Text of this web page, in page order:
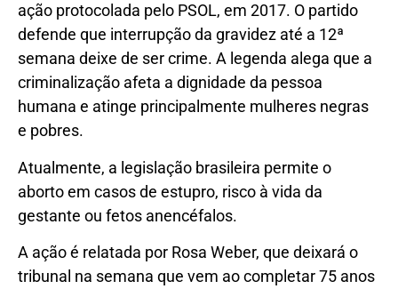
ação protocolada pelo PSOL, em 2017. O partido
defende que interrupção da gravidez até a 12ª
semana deixe de ser crime. A legenda alega que a
criminalização afeta a dignidade da pessoa
humana e atinge principalmente mulheres negras
e pobres.
Atualmente, a legislação brasileira permite o
aborto em casos de estupro, risco à vida da
gestante ou fetos anencéfalos.
A ação é relatada por Rosa Weber, que deixará o
tribunal na semana que vem ao completar 75 anos